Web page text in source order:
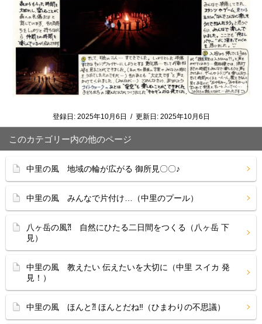
登録日: 2025年10月6日 / 更新日: 2025年10月6日
このカテゴリー内の他のページ
中里の風 地域の輪が広がる 御所見〇〇♪
中里の風 みんなで片付け…（中里のプール）
八ヶ岳の風⁈ 自然にひたる二日間をつくる（八ヶ岳 下
見）
中里の風 教えたい 伝えたいを大切に（中里 スイカ 発
見！）
中里の風 ほんと⁈ ほんとだね‼（ひまわりの不思議）